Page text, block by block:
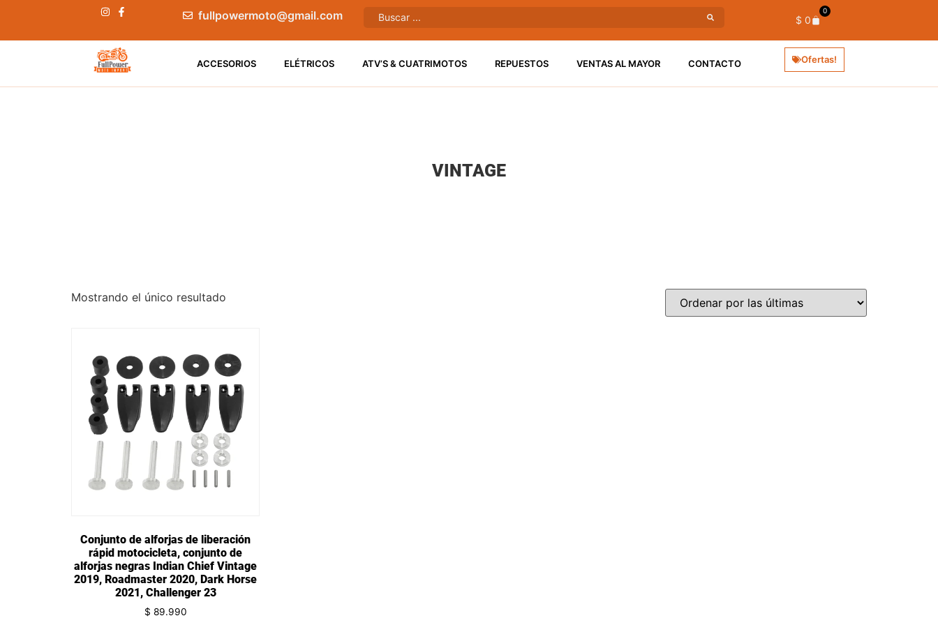
fullpowermoto@gmail.com $ 0
0
ACCESORIOS ELÉTRICOS ATV’S & CUATRIMOTOS REPUESTOS VENTAS AL MAYOR CONTACTO Ofertas!
VINTAGE
Mostrando el único resultado
Conjunto de alforjas de liberación
rápid motocicleta, conjunto de
alforjas negras Indian Chief Vintage
2019, Roadmaster 2020, Dark Horse
2021, Challenger 23
$ 89.990